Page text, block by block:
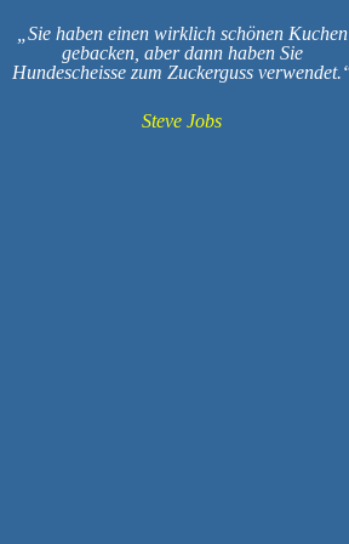
Sie haben einen wirklich schönen Kuchen
gebacken, aber dann haben Sie
Hundescheisse zum Zuckerguss verwendet.
Steve Jobs